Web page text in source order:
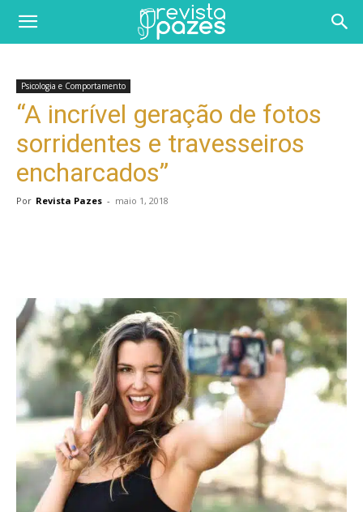
Psicologia e Comportamento
“A incrível geração de fotos
sorridentes e travesseiros
encharcados”
Por Revista Pazes - maio 1, 2018